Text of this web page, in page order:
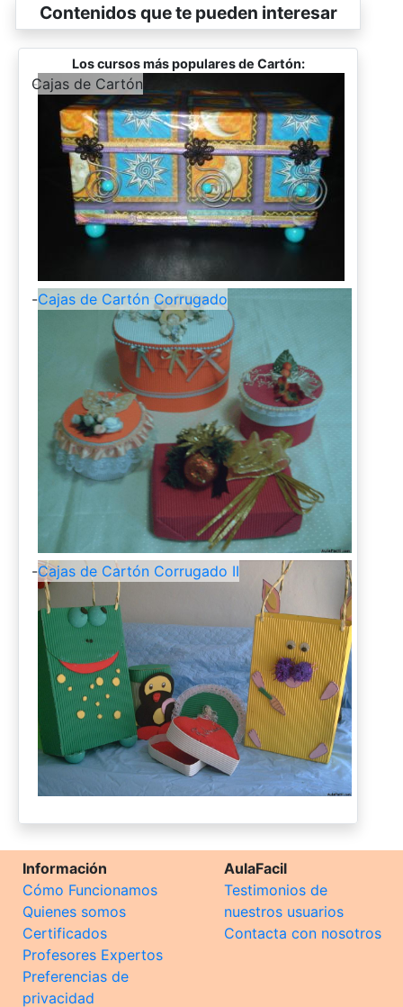
Contenidos que te pueden interesar
Los cursos más populares de Cartón:
-
Cajas de Cartón
-Cajas de Cartón Corrugado
-Cajas de Cartón Corrugado II
Información
Cómo Funcionamos
Quienes somos
Certificados
Profesores Expertos
Preferencias de
privacidad
AulaFacil
Testimonios de
nuestros usuarios
Contacta con nosotros